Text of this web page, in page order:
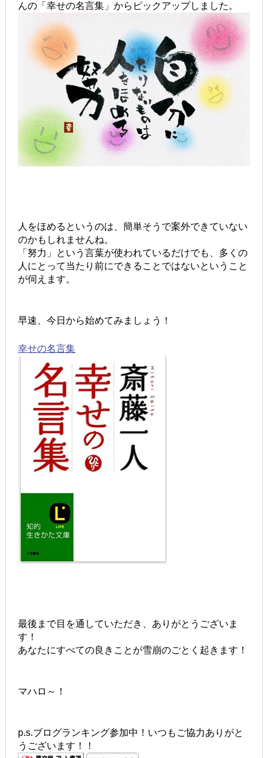
んの「幸せの名言集」からピックアップしました。
人をほめるというのは、簡単そうで案外できていない
のかもしれませんね。
「努力」という言葉が使われているだけでも、多くの
人にとって当たり前にできることではないということ
が伺えます。
早速、今日から始めてみましょう！
幸せの名言集
最後まで目を通していただき、ありがとうございま
す！
あなたにすべての良きことが雪崩のごとく起きます！
マハロ～！
p.s.ブログランキング参加中！いつもご協力ありがと
うございます！！